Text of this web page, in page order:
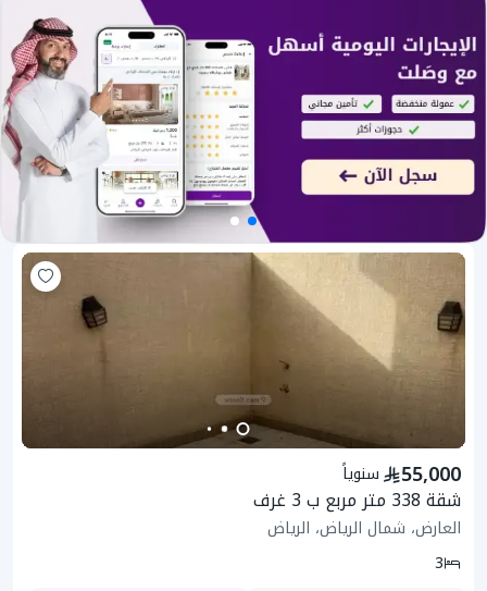
سنوياً 55,000
شقة 338 متر مربع ب 3 غرف
العارض، شمال الرياض، الرياض
3